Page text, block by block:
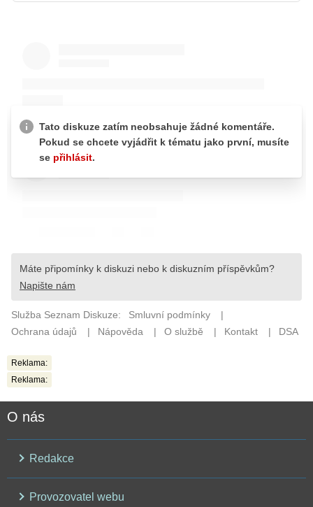
Reklama:
Reklama:
O nás
Redakce
Provozovatel webu